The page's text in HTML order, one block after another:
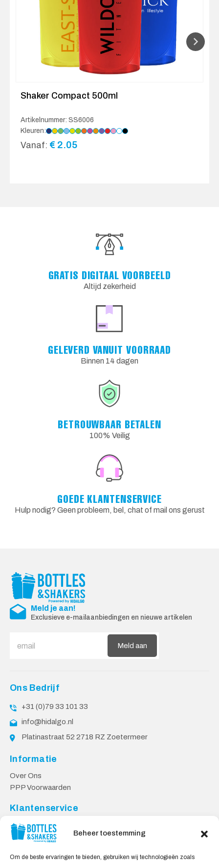
Beheer toestemming
Om de beste ervaringen te bieden, gebruiken wij technologieën zoals
Shaker Compact 500ml
Artikelnummer: SS6006
Kleuren:
Vanaf: € 2.05
GRATIS DIGITAAL VOORBEELD
Altijd zekerheid
GELEVERD VANUIT VOORRAAD
Binnen 14 dagen
BETROUWBAAR BETALEN
100% Veilig
GOEDE KLANTENSERVICE
Hulp nodig? Geen probleem, bel, chat of mail ons gerust
Meld je aan!
Exclusieve e-mailaanbiedingen en nieuwe artikelen
Meld aan
Ons Bedrijf
+31 (0)79 33 101 33
info@hidalgo.nl
Platinastraat 52 2718 RZ Zoetermeer
Informatie
Over Ons
PPP Voorwaarden
Klantenservice
Contact
Levering & Retourneren